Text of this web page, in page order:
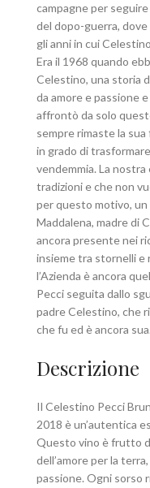
campagne per
del dopo-guerra,
gli anni in cui
Era il 1968 quando
Celestino, una storia
da amore e passione
affrontò da solo
sempre rimaste la sua
in grado di
vendemmia. La
tradizioni e che non
per questo motivo,
Maddalena, madre di
ancora presente nei
insieme tra stornelli e
l’Azienda è ancora
Pecci seguita dallo
padre Celestino, che
che fu ed è ancora sua.
Descrizione
Il Celestino Pecci
2018 è un’autentica
Questo vino è frutto
dell’amore per la
passione. Ogni sorso